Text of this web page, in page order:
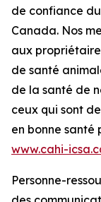
de confiance
Canada. Nos
aux
de santé
de la santé de
ceux qui sont
en bonne santé
www.cahi-
Personne-